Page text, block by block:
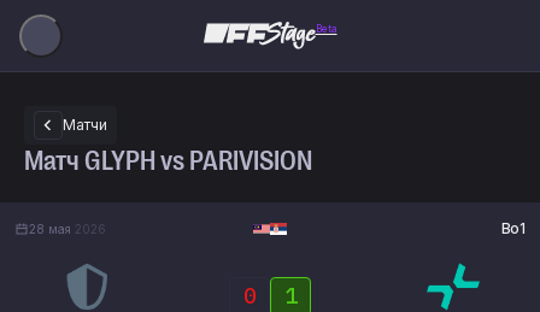
Beta
Матчи
Матч GLYPH vs PARIVISION
28 мая 2026 Bo1
0 1